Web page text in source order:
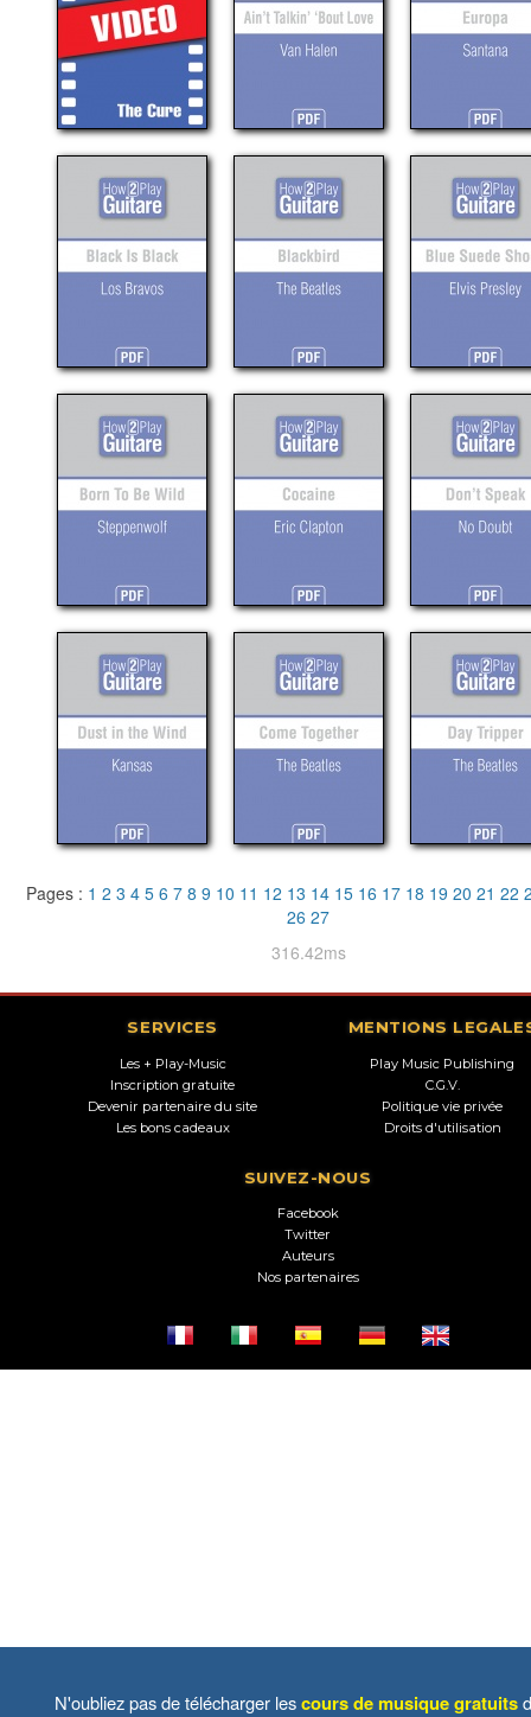
Pages : 1 2 3 4 5 6 7 8 9 10 11 12 13 14 15 16 17 18 19 20 21 22
26 27
316.42ms
SERVICES
Les + Play-Music
Inscription gratuite
Devenir partenaire du site
Les bons cadeaux
MENTIONS
Play Music Publishing
C.G.V.
Politique vie privée
Droits d'utilisation
SUIVEZ-NOUS
Facebook
Twitter
Auteurs
Nos partenaires
N'oubliez pas de télécharger lescours de musique gratuits